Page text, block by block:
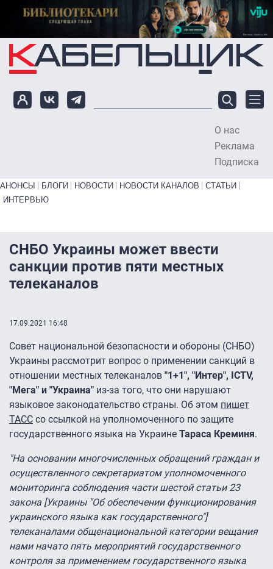
Перейти к основному содержанию
О нас
Реклама
Подписка
Primary links bottom
АНОНСЫ БЛОГИ НОВОСТИ НОВОСТИ КАНАЛОВ
СТАТЬИ
ИНТЕРВЬЮ
СНБО Украины может ввести
санкции против пяти местных
телеканалов
17.09.2021 16:48
Совет национальной безопасности и обороны (СНБО)
Украины рассмотрит вопрос о применении санкций в
отношении местных телеканалов "1+1", "Интер", ICTV,
"Мега" и "Украина" из-за того, что они нарушают
языковое законодательство страны. Об этом пишет
ТАСС со ссылкой на уполномоченного по защите
государственного языка на Украине Тараса Креминя.
"На основании многочисленных обращений граждан и
осуществленного секретариатом уполномоченного
мониторинга соблюдения части шестой статьи 23
закона [Украины "Об обеспечении функционирования
украинского языка как государственного"]
телеканалами общенациональной категории вещания
нами начато пять мероприятий государственного
контроля за применением государственного языка